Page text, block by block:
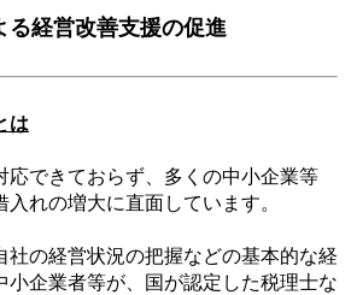
る経営改善支援の促進
は
応できておらず、多くの中小企業等
れの増大に直面しています。
社の経営状況の把握などの基本的な経
小企業者等が、国が認定した税理士な